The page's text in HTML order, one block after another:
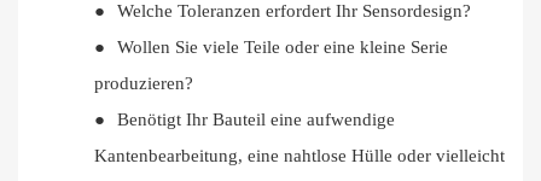
●
Welche Toleranzen erfordert Ihr Sensordesign?
●
Wollen Sie viele Teile oder eine kleine Serie
produzieren?
●
Benötigt Ihr Bauteil eine aufwendige
Kantenbearbeitung, eine nahtlose Hülle oder vielleicht